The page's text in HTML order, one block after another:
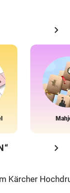
chevron_right
chevron_right